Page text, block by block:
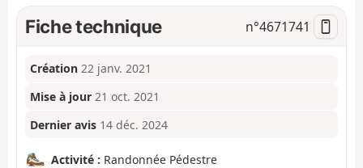
o
Fiche technique n°4671741
Création 22 janv. 2021
Mise à jour 21 oct. 2021
Dernier avis 14 déc. 2024
Activité : Randonnée Pédestre